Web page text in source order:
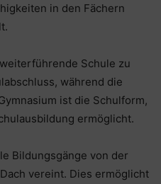
in den Fächern
Schule zu
während die
ist die Schulform,
ermöglicht.
Bildungsgänge von der
vereint. Dies ermöglicht